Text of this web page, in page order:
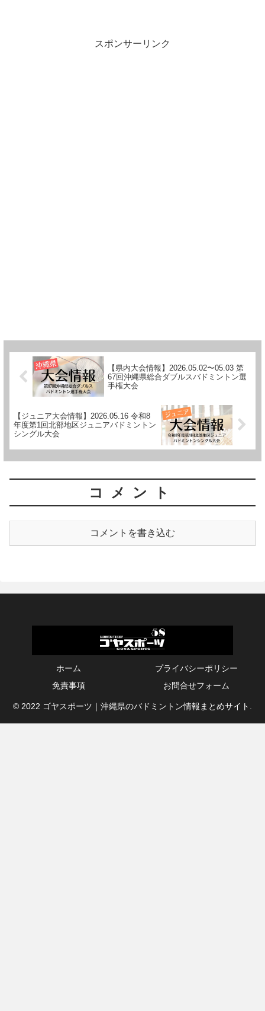
スポンサーリンク
【県内大会情報】2026.05.02〜05.03 第
67回沖縄県総合ダブルスバドミントン選
手権大会
【ジュニア大会情報】2026.05.16 令和8
年度第1回北部地区ジュニアバドミントン
シングル大会
コメント
コメントを書き込む
ホーム
プライバシーポリシー
免責事項
お問合せフォーム
© 2022 ゴヤスポーツ｜沖縄県のバドミントン情報まとめサイト.